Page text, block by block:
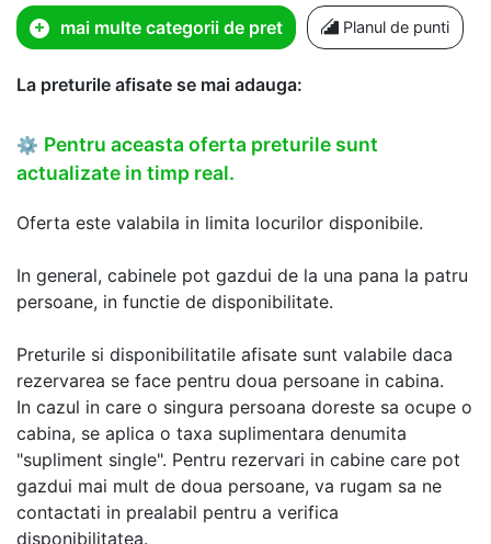
mai multe categorii de pret Planul de punti
La preturile afisate se mai adauga:
⚙ Pentru aceasta oferta preturile sunt
actualizate in timp real.
Oferta este valabila in limita locurilor disponibile.
In general, cabinele pot gazdui de la una pana la patru
persoane, in functie de disponibilitate.
Preturile si disponibilitatile afisate sunt valabile daca
rezervarea se face pentru doua persoane in cabina.
In cazul in care o singura persoana doreste sa ocupe o
cabina, se aplica o taxa suplimentara denumita
"supliment single". Pentru rezervari in cabine care pot
gazdui mai mult de doua persoane, va rugam sa ne
contactati in prealabil pentru a verifica
disponibilitatea.